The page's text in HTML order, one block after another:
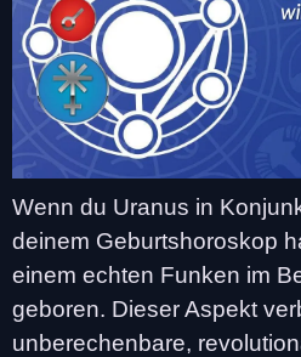
Wenn du Uranus in
deinem Geburtshoroskop
einem echten Funken im
geboren. Dieser Aspekt
unberechenbare,